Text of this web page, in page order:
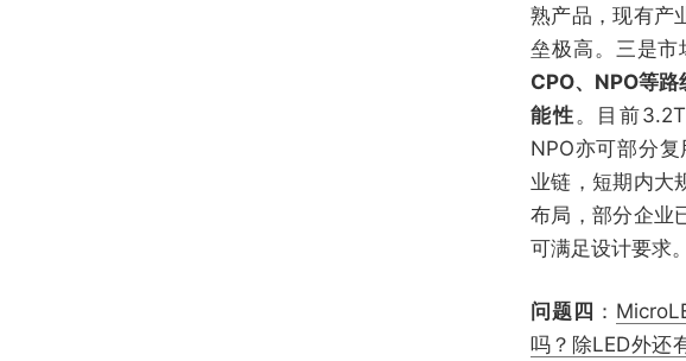
熟产品，现有产
垒极高。三是市
CPO、NPO等
能性。目前
NPO亦可部分
业链，短期内大
布局，部分企业
可满足设计要求。
问题四 ：
吗？除LED外还